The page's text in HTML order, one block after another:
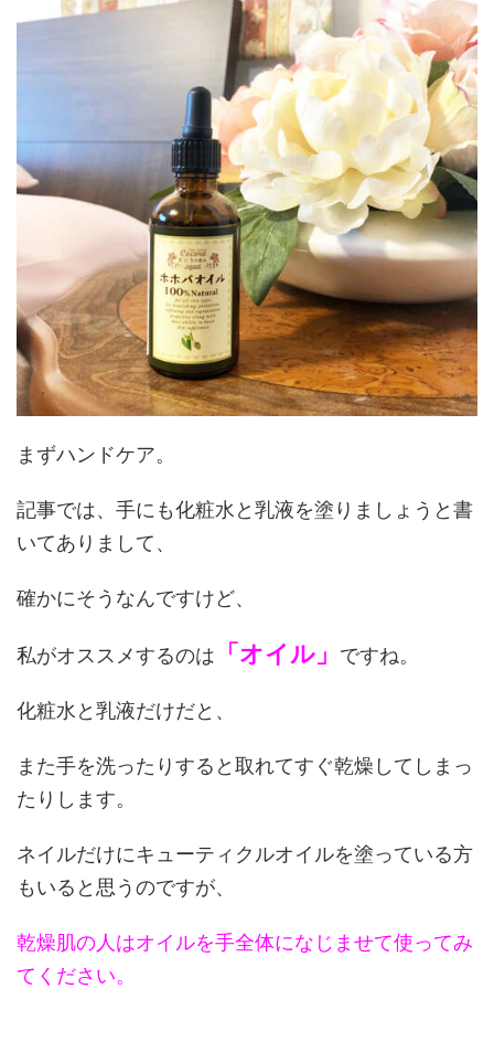
まずハンドケア。
記事では、手にも化粧水と乳液を塗りましょうと書
いてありまして、
確かにそうなんですけど、
私がオススメするのは 「オイル」 ですね。
化粧水と乳液だけだと、
また手を洗ったりすると取れてすぐ乾燥してしまっ
たりします。
ネイルだけにキューティクルオイルを塗っている方
もいると思うのですが、
乾燥肌の人はオイルを手全体になじませて使ってみ
てください。